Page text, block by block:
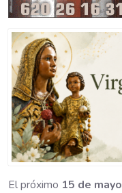
El próximo 15 de mayo